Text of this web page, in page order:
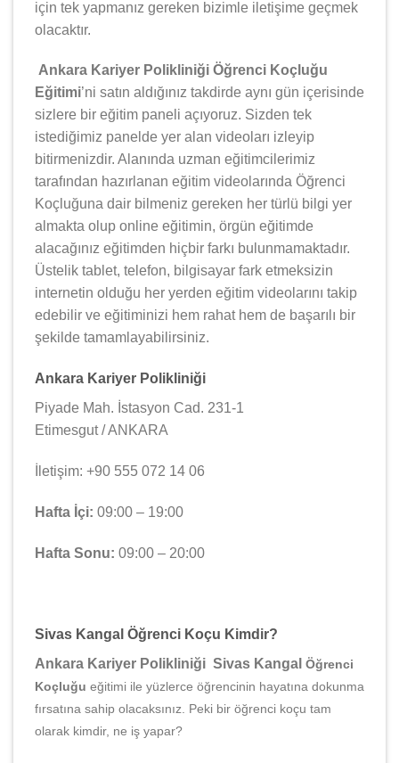
için tek yapmanız gereken bizimle iletişime geçmek
olacaktır.
Ankara Kariyer Polikliniği Öğrenci Koçluğu
Eğitimi’ni satın aldığınız takdirde aynı gün içerisinde
sizlere bir eğitim paneli açıyoruz. Sizden tek
istediğimiz panelde yer alan videoları izleyip
bitirmenizdir. Alanında uzman eğitimcilerimiz
tarafından hazırlanan eğitim videolarında Öğrenci
Koçluğuna dair bilmeniz gereken her türlü bilgi yer
almakta olup online eğitimin, örgün eğitimde
alacağınız eğitimden hiçbir farkı bulunmamaktadır.
Üstelik tablet, telefon, bilgisayar fark etmeksizin
internetin olduğu her yerden eğitim videolarını takip
edebilir ve eğitiminizi hem rahat hem de başarılı bir
şekilde tamamlayabilirsiniz.
Ankara Kariyer Polikliniği
Piyade Mah. İstasyon Cad. 231-1
Etimesgut / ANKARA
İletişim: +90 555 072 14 06
Hafta İçi: 09:00 – 19:00
Hafta Sonu: 09:00 – 20:00
Sivas Kangal Öğrenci Koçu Kimdir?
Ankara Kariyer Polikliniği Sivas Kangal Öğrenci
Koçluğu eğitimi ile yüzlerce öğrencinin hayatına dokunma
fırsatına sahip olacaksınız. Peki bir öğrenci koçu tam
olarak kimdir, ne iş yapar?